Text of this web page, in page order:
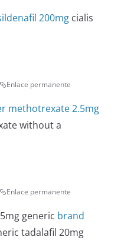
200mg cialis
Enlace permanente
methotrexate 2.5mg
without a
Enlace permanente
generic brand
tadalafil 20mg